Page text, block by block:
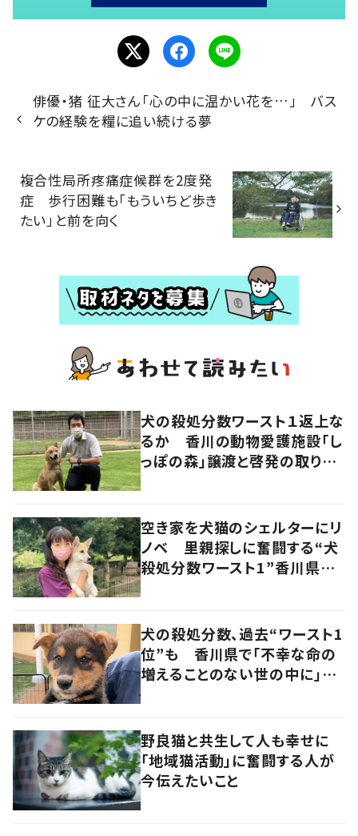
俳優・猪 征大さん「心の中に温かい花を…」 バス
ケの経験を糧に追い続ける夢
複合性局所疼痛症候群を2度発
症 歩行困難も「もういちど歩き
たい」と前を向く
犬の殺処分数ワースト１返上な
るか 香川の動物愛護施設「し
っぽの森」譲渡と啓発の取り組
空き家を犬猫のシェルターにリ
ノベ 里親探しに奮闘する“犬
殺処分数ワースト1”香川県の
犬の殺処分数、過去“ワースト1
位”も 香川県で「不幸な命の
増えることのない世の中に」と
野良猫と共生して人も幸せに
「地域猫活動」に奮闘する人が
今伝えたいこと